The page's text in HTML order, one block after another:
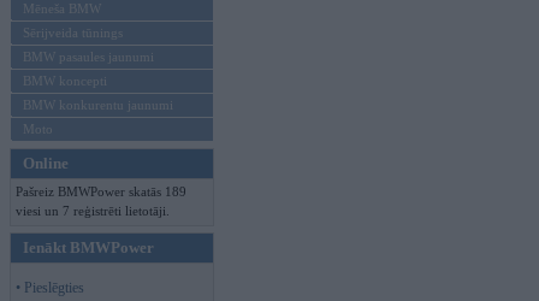
Mēneša BMW
Sērijveida tūnings
BMW pasaules jaunumi
BMW koncepti
BMW konkurentu jaunumi
Moto
Online
Pašreiz BMWPower skatās 189
viesi un 7 reģistrēti lietotāji.
Ienākt BMWPower
• Pieslēgties